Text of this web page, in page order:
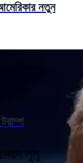
নতুন
সৈয়দ লুলু